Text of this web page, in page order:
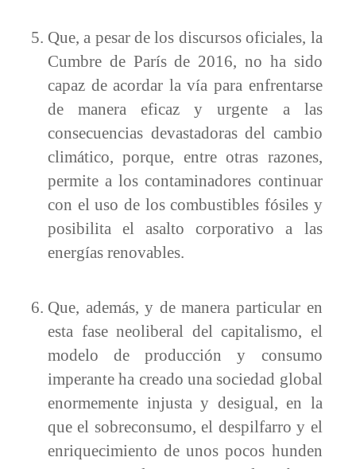
Que, a pesar de los discursos oficiales, la
Cumbre de París de 2016, no ha sido
capaz de acordar la vía para enfrentarse
de manera eficaz y urgente a las
consecuencias devastadoras del cambio
climático, porque, entre otras razones,
permite a los contaminadores continuar
con el uso de los combustibles fósiles y
posibilita el asalto corporativo a las
energías renovables.
Que, además, y de manera particular en
esta fase neoliberal del capitalismo, el
modelo de producción y consumo
imperante ha creado una sociedad global
enormemente injusta y desigual, en la
que el sobreconsumo, el despilfarro y el
enriquecimiento de unos pocos hunden